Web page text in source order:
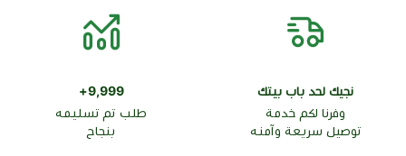
نجيك لحد باب بيتك
وفرنا لكم خدمة
توصيل سريعة وآمنه
9,999+
طلب تم تسليمه
بنجاح